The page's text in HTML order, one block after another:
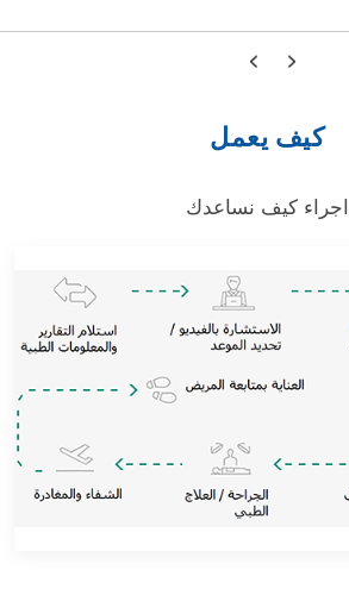
كيف يعمل
اجراء كيف نساعدك